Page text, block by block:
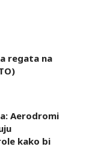
regata na
Aerodromi
kako bi